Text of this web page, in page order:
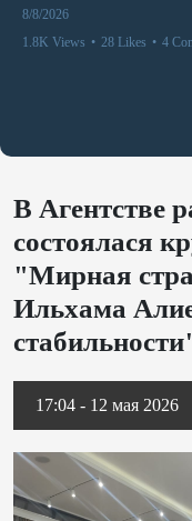
8/8/2026
1.8K Views • 28 Likes • 4
В Агентстве
состоялася
"Мирная
Ильхама
17:04 - 12 мая 2026